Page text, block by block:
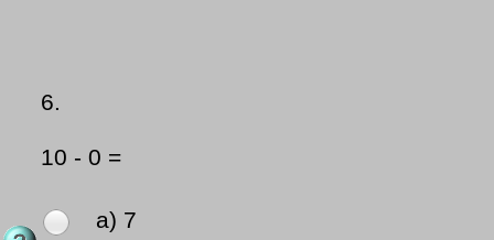
6.
10 - 0 =
a) 7